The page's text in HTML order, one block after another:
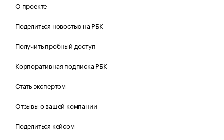
О проекте
Поделиться новостью на РБК
Получить пробный доступ
Корпоративная подписка РБК
Стать экспертом
Отзывы о вашей компании
Поделиться кейсом